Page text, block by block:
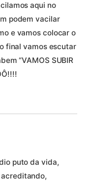
aqui no
podem vacilar
e vamos colocar o
final vamos escutar
“VAMOS SUBIR
puto da vida,